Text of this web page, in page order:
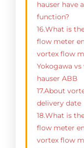
hauser have
function?
16.What is
flow meter
vortex flow
Yokogawa
hauser ABB
17.About
delivery date
18.What is
flow meter
vortex flow